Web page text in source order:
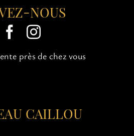
options
peuvent
être
choisies
la
NOUS
près de chez vous
CAILLOU